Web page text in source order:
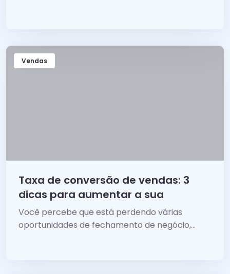
Vendas
Taxa de conversão de vendas: 3
dicas para aumentar a sua
Você percebe que está perdendo várias
oportunidades de fechamento de negócio,...